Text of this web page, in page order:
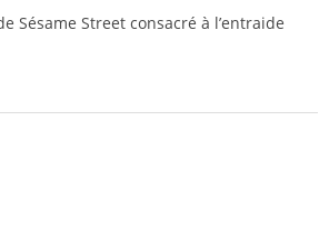
Sésame Street consacré à l’entraide